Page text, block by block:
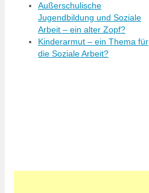
Außerschulische
Jugendbildung und Soziale
Arbeit – ein alter Zopf?
Kinderarmut – ein Thema für
die Soziale Arbeit?